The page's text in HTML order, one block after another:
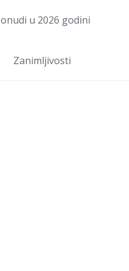
u 2026 godini
Zanimljivosti